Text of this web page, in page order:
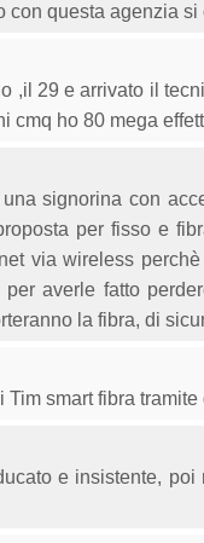
con questa agenzia
,il 29 e arrivato il
cmq ho 80 mega
signorina con
per fisso e
via wireless
averle fatto
la fibra, di
smart fibra
e insistente,